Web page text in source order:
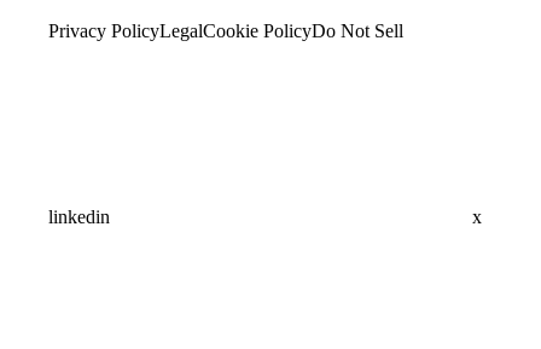
Privacy PolicyLegalCookie PolicyDo Not Sell
linkedin x